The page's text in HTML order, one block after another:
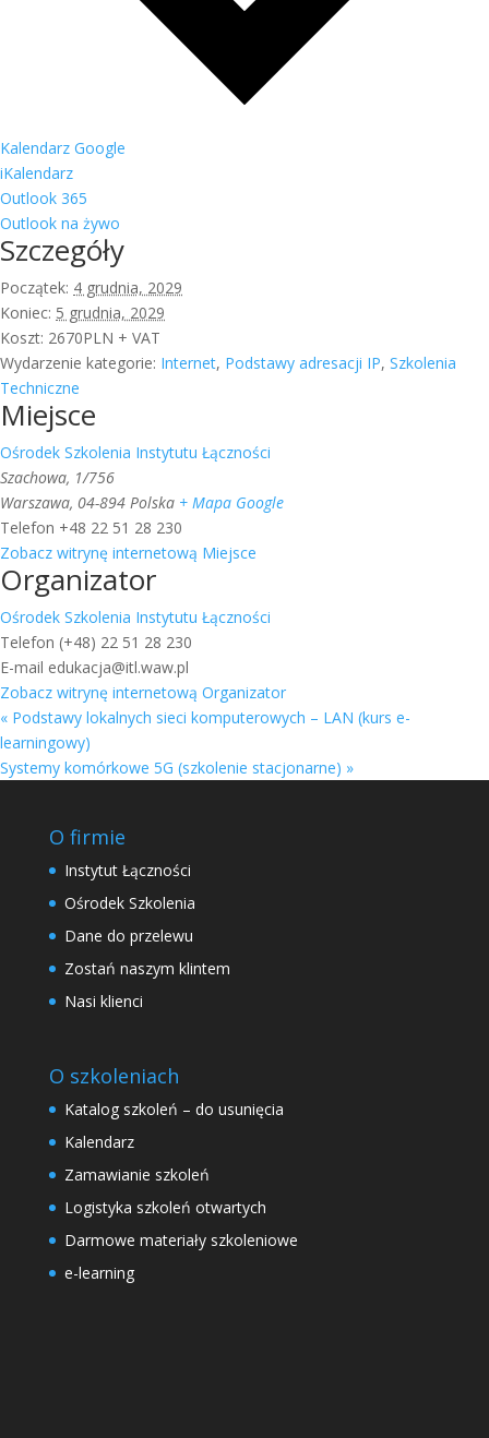
Kalendarz Google
iKalendarz
Outlook 365
Outlook na żywo
Szczegóły
Początek: 4 grudnia, 2029
Koniec: 5 grudnia, 2029
Koszt: 2670PLN + VAT
Wydarzenie kategorie: Internet, Podstawy adresacji IP, Szkolenia
Techniczne
Miejsce
Ośrodek Szkolenia Instytutu Łączności
Szachowa, 1/756
Warszawa, 04-894 Polska + Mapa Google
Telefon +48 22 51 28 230
Zobacz witrynę internetową Miejsce
Organizator
Ośrodek Szkolenia Instytutu Łączności
Telefon (+48) 22 51 28 230
E-mail edukacja@itl.waw.pl
Zobacz witrynę internetową Organizator
« Podstawy lokalnych sieci komputerowych – LAN (kurs e-
learningowy)
Systemy komórkowe 5G (szkolenie stacjonarne) »
O firmie
Instytut Łączności
Ośrodek Szkolenia
Dane do przelewu
Zostań naszym klintem
Nasi klienci
O szkoleniach
Katalog szkoleń – do usunięcia
Kalendarz
Zamawianie szkoleń
Logistyka szkoleń otwartych
Darmowe materiały szkoleniowe
e-learning